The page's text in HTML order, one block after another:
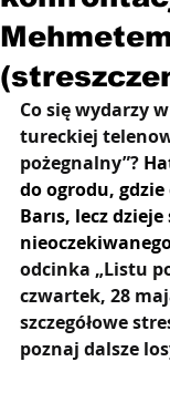
Co się wydarzy
tureckiej
pożegnalny”?
do ogrodu,
Barıs, lecz dzieje
odcinka „Listu
czwartek, 28
szczegółowe
poznaj dalsze